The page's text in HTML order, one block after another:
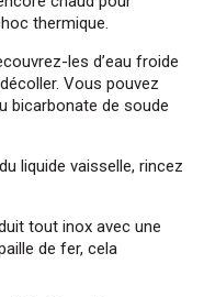
thermique.
les d’eau froide
Vous pouvez
bicarbonate de soude
liquide vaisselle, rincez
tout inox avec une
de fer, cela